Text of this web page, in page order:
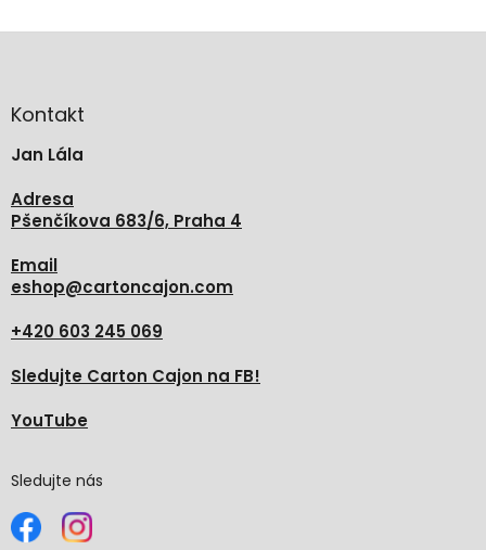
aKontakt
Jan Lála
Adresa
Pšenčíkova 683/6, Praha 4
Email
eshop@cartoncajon.com
+420 603 245 069
Sledujte Carton Cajon na FB!
YouTube
Sledujte nás